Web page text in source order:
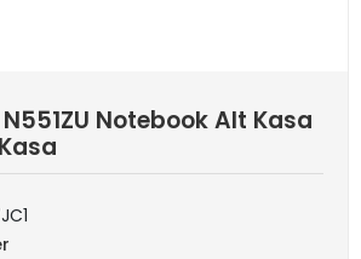
Notebook Alt Kasa